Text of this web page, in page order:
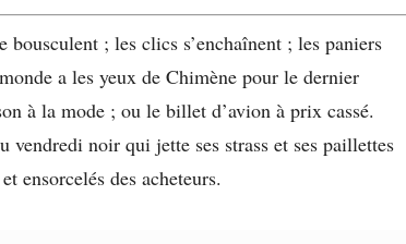
bousculent ; les clics s’enchaînent ; les paniers
a les yeux de Chimène pour le dernier
à la mode ; ou le billet d’avion à prix cassé.
vendredi noir qui jette ses strass et ses paillettes
ensorcelés des acheteurs.